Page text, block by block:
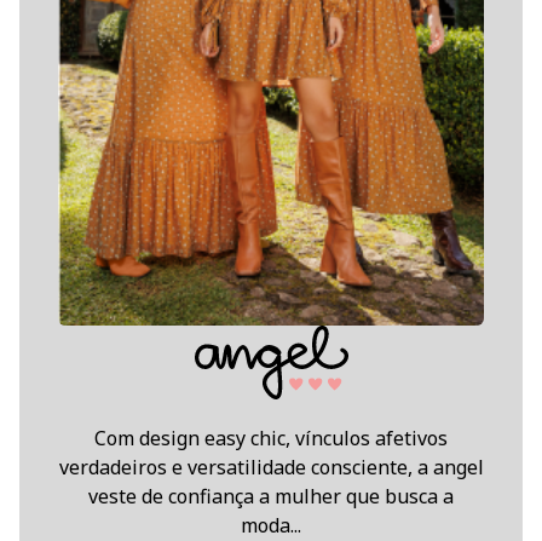
Com design easy chic, vínculos afetivos
verdadeiros e versatilidade consciente, a angel
veste de confiança a mulher que busca a
moda...